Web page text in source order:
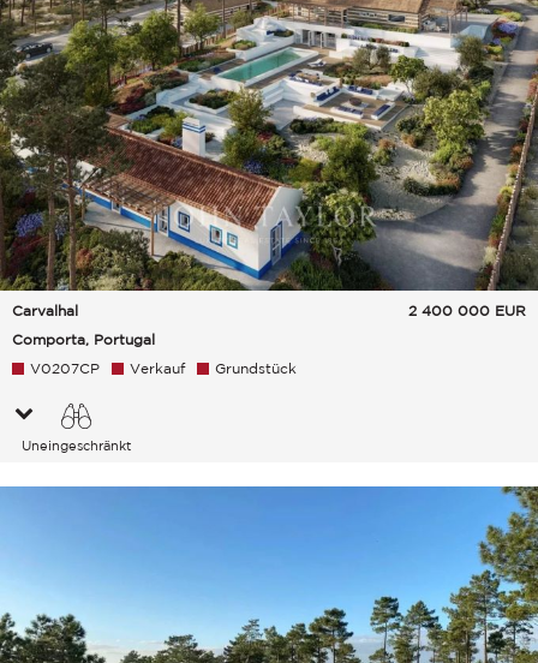
Carvalhal
Comporta, Portugal
2 400 000 EUR
V0207CP Verkauf Grundstück
Uneingeschränkt